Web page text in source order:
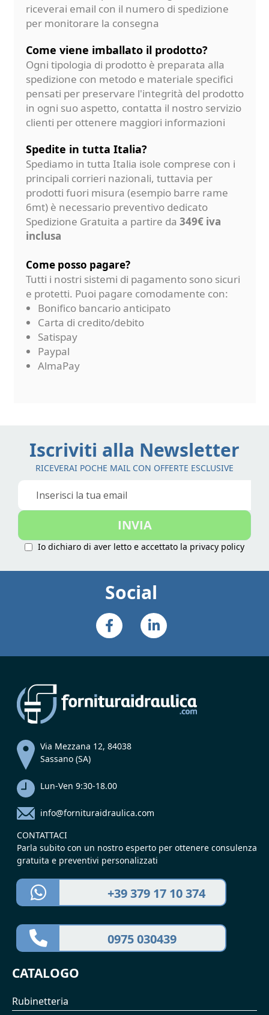
riceverai email con il numero di spedizione
per monitorare la consegna
Come viene imballato il prodotto?
Ogni tipologia di prodotto è preparata alla
spedizione con metodo e materiale specifici
pensati per preservare l'integrità del prodotto
in ogni suo aspetto, contatta il nostro servizio
clienti per ottenere maggiori informazioni
Spedite in tutta Italia?
Spediamo in tutta Italia isole comprese con i
principali corrieri nazionali, tuttavia per
prodotti fuori misura (esempio barre rame
6mt) è necessario preventivo dedicato
Spedizione Gratuita a partire da 349€ iva
inclusa
Come posso pagare?
Tutti i nostri sistemi di pagamento sono sicuri
e protetti. Puoi pagare comodamente con:
Bonifico bancario anticipato
Carta di credito/debito
Satispay
Paypal
AlmaPay
Iscriviti alla Newsletter
RICEVERAI POCHE MAIL CON OFFERTE ESCLUSIVE
Iscriviti
nostra
INVIA
Io dichiaro di aver letto e accettato la privacy policy
Social
Via Mezzana 12, 84038
Sassano (SA)
Lun-Ven 9:30-18.00
info@fornituraidraulica.com
CONTATTACI
Parla subito con un nostro esperto per ottenere consulenza
gratuita e preventivi personalizzati
+39 379 17 10 374
0975 030439
CATALOGO
Rubinetteria